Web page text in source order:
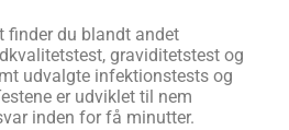
finder du blandt andet
graviditetstest og
udvalgte infektionstests og
er udviklet til nem
inden for få minutter.